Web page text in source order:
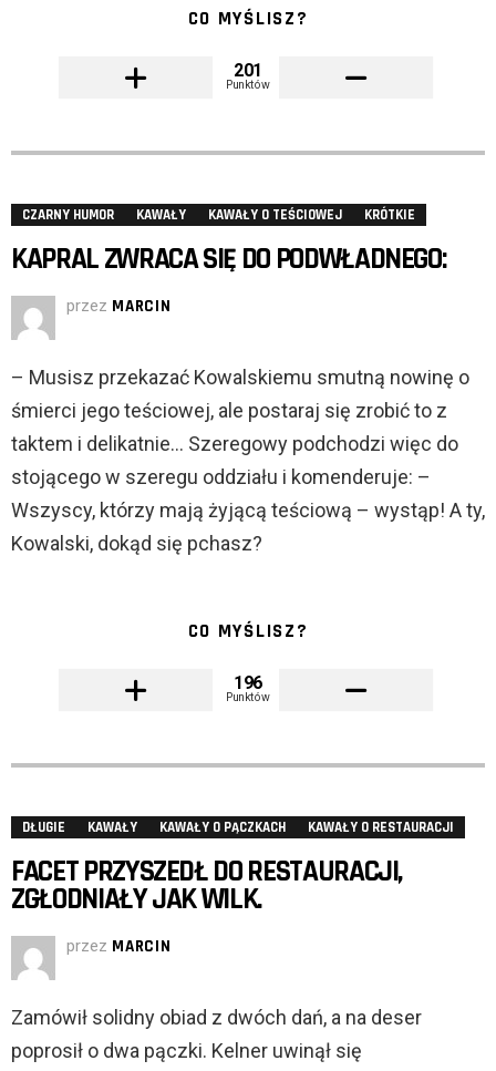
CO MYŚLISZ?
201
Punktów
CZARNY HUMOR KAWAŁY KAWAŁY O TEŚCIOWEJ KRÓTKIE
KAPRAL ZWRACA SIĘ DO PODWŁADNEGO:
przez MARCIN
– Musisz przekazać Kowalskiemu smutną nowinę o
śmierci jego teściowej, ale postaraj się zrobić to z
taktem i delikatnie… Szeregowy podchodzi więc do
stojącego w szeregu oddziału i komenderuje: –
Wszyscy, którzy mają żyjącą teściową – wystąp! A ty,
Kowalski, dokąd się pchasz?
CO MYŚLISZ?
196
Punktów
DŁUGIE KAWAŁY KAWAŁY O PĄCZKACH KAWAŁY O RESTAURACJI
FACET PRZYSZEDŁ DO RESTAURACJI,
ZGŁODNIAŁY JAK WILK.
przez MARCIN
Zamówił solidny obiad z dwóch dań, a na deser
poprosił o dwa pączki. Kelner uwinął się